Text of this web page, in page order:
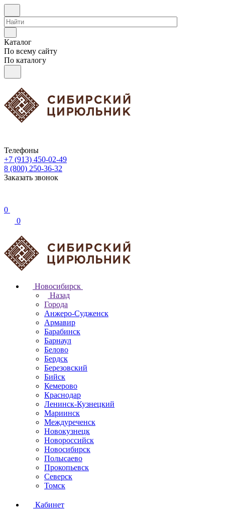
Каталог
По всему сайту
По каталогу
Телефоны
+7 (913) 450-02-49
8 (800) 250-36-32
Заказать звонок
0
0
Новосибирск
Назад
Города
Анжеро-Судженск
Армавир
Барабинск
Барнаул
Белово
Бердск
Березовский
Бийск
Кемерово
Краснодар
Ленинск-Кузнецкий
Мариинск
Междуреченск
Новокузнецк
Новороссийск
Новосибирск
Полысаево
Прокопьевск
Северск
Томск
Кабинет